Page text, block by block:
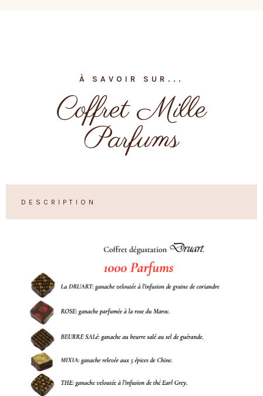
À SAVOIR SUR...
Coffret Mille
Parfums
DESCRIPTION